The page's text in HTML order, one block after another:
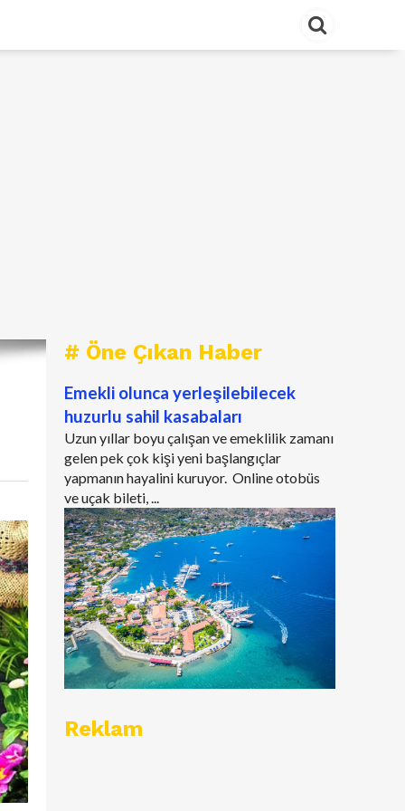
# Öne Çıkan Haber
Emekli olunca yerleşilebilecek
huzurlu sahil kasabaları
Uzun yıllar boyu çalışan ve emeklilik zamanı
gelen pek çok kişi yeni başlangıçlar
yapmanın hayalini kuruyor. Online otobüs
ve uçak bileti, ...
Reklam